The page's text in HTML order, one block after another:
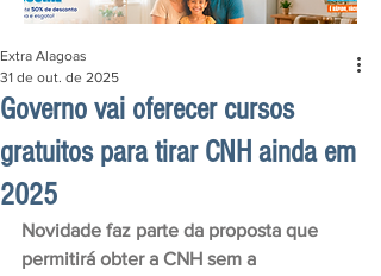
Governo vai oferecer cursos
gratuitos para tirar CNH ainda em
2025
Extra Alagoas
31 de out. de 2025
Novidade faz parte da proposta que
permitirá obter a CNH sem a